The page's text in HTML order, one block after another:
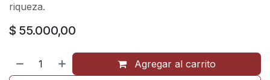
riqueza.
$ 55.000,00
Agregar al carrito